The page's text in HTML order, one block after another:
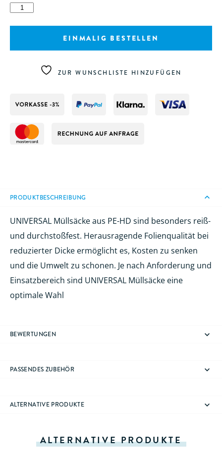
Müllbeutel
Menge
EINMALIG BESTELLEN
ZUR WUNSCHLISTE HINZUFÜGEN
PRODUKTBESCHREIBUNG
UNIVERSAL Müllsäcke aus PE-HD sind besonders reiß-
und durchstoßfest. Herausragende Folienqualität bei
reduzierter Dicke ermöglicht es, Kosten zu senken
und die Umwelt zu schonen. Je nach Anforderung und
Einsatzbereich sind UNIVERSAL Müllsäcke eine
optimale Wahl
BEWERTUNGEN
PASSENDES ZUBEHÖR
ALTERNATIVE PRODUKTE
ALTERNATIVE PRODUKTE